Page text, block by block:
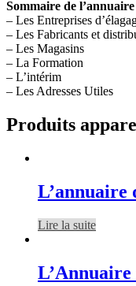
Sommaire de
– Les Entreprises
– Les Fabricants et
– Les Magasins
– La Formation
– L’intérim
– Les Adresses Utiles
Produits
L’annuaire
Lire la suite
L’Annuaire